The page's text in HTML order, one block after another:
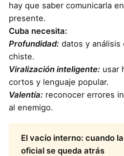
hay que saber comunicarla
presente.
Cuba necesita:
Profundidad: datos y análisis
chiste.
Viralización inteligente: usar
cortos y lenguaje popular.
Valentía: reconocer errores
al enemigo.
El vacío interno: cuando
oficial se queda atrás